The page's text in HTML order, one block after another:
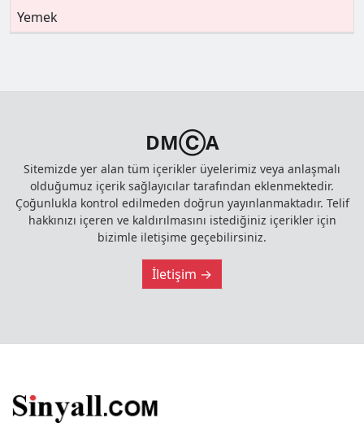
Yemek
DMⒸA
Sitemizde yer alan tüm içerikler üyelerimiz veya anlaşmalı
olduğumuz içerik sağlayıcılar tarafından eklenmektedir.
Çoğunlukla kontrol edilmeden doğrun yayınlanmaktadır. Telif
hakkınızı içeren ve kaldırılmasını istediğiniz içerikler için
bizimle iletişime geçebilirsiniz.
İletişim →